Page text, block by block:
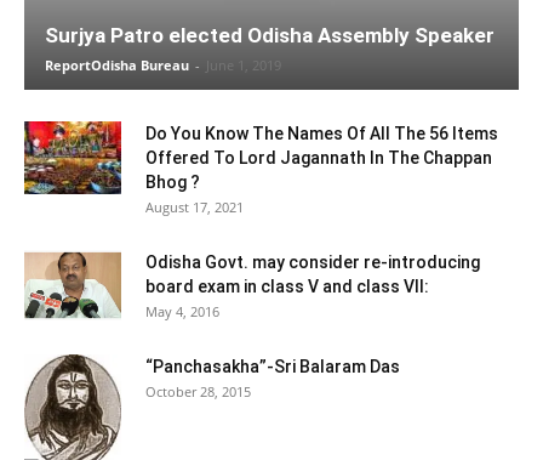
Surjya Patro elected Odisha Assembly Speaker
ReportOdisha Bureau - June 1, 2019
Do You Know The Names Of All The 56 Items
Offered To Lord Jagannath In The Chappan
Bhog ?
August 17, 2021
Odisha Govt. may consider re-introducing
board exam in class V and class VII:
May 4, 2016
“Panchasakha”-Sri Balaram Das
October 28, 2015